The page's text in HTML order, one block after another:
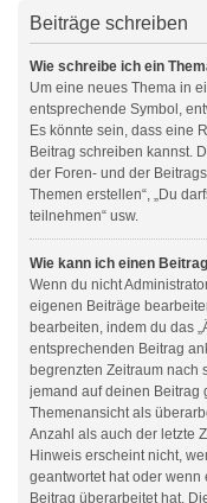
Beiträge schreiben
Wie schreibe ich ein
Um eine neues Thema in
entsprechende Symbol,
Es könnte sein, dass eine
Beitrag schreiben kannst.
der Foren- und der
Themen erstellen“, „Du
teilnehmen“ usw.
Wie kann ich einen
Wenn du nicht
eigenen Beiträge
bearbeiten, indem du das
entsprechenden Beitrag
begrenzten Zeitraum nach
jemand auf deinen Beitrag
Themenansicht als
Anzahl als auch der letzte
Hinweis erscheint nicht,
geantwortet hat oder wenn
Beitrag überarbeitet hat.